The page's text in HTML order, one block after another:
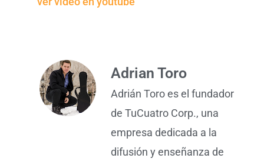
Adrian Toro
Adrián Toro es el fundador
de TuCuatro Corp., una
empresa dedicada a la
difusión y enseñanza de